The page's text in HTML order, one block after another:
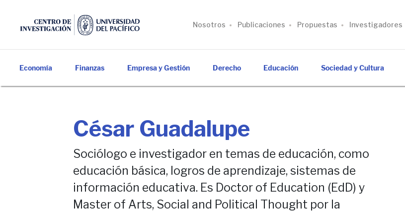
Nosotros Publicaciones Propuestas Investigadores
Economía Finanzas Empresa y Gestión Derecho Educación Sociedad y Cultura
César Guadalupe
Sociólogo e investigador en temas de educación, como
educación básica, logros de aprendizaje, sistemas de
información educativa. Es Doctor of Education (EdD) y
Master of Arts, Social and Political Thought por la